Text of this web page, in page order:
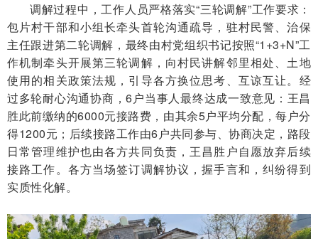
调解过程中，工作人员严格落实“三轮调解”工作要求：
包片村干部和小组长牵头首轮沟通疏导，驻村民警、治保
主任跟进第二轮调解，最终由村党组织书记按照“1+3+N”工
作机制牵头开展第三轮调解，向村民讲解邻里相处、土地
使用的相关政策法规，引导各方换位思考、互谅互让。经
过多轮耐心沟通协商，6户当事人最终达成一致意见：王昌
胜此前缴纳的6000元接路费，由其余5户平均分配，每户分
得1200元；后续接路工作由6户共同参与、协商决定，路段
日常管理维护也由各方共同负责，王昌胜户自愿放弃后续
接路工作。各方当场签订调解协议，握手言和，纠纷得到
实质性化解。